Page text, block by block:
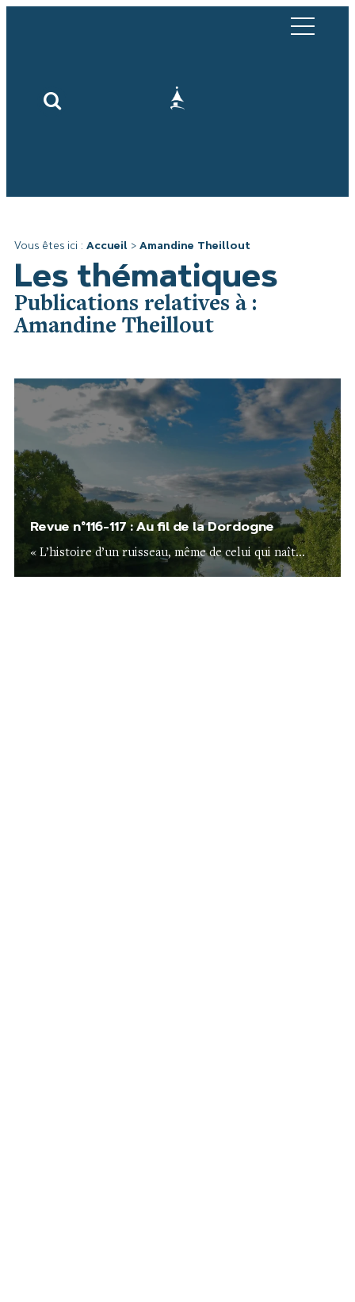
Vous êtes ici : Accueil > Amandine Theillout
Les thématiques
Publications relatives à :
Amandine Theillout
Revue n°116-117 : Au fil de la Dordogne
« L’histoire d’un ruisseau, même de celui qui naît...